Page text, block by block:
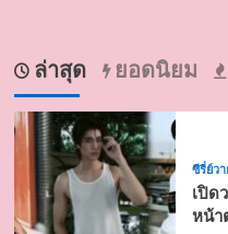
ล่าสุด ยอดนิยม
ซีรี่ย์วา
เปิด
หน้า